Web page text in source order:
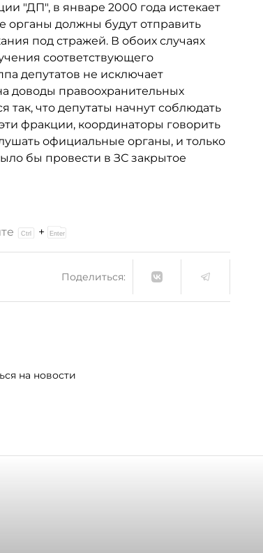
"ДП", в январе 2000 года истекает
органы должны будут отправить
под стражей. В обоих случаях
соответствующего
депутатов не исключает
доводы правоохранительных
так, что депутаты начнут соблюдать
фракции, координаторы говорить
официальные органы, и только
бы провести в ЗС закрытое
+
Поделиться:
на новости